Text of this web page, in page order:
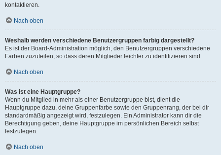
kontaktieren.
Nach oben
Weshalb werden verschiedene Benutzergruppen farbig dargestellt?
Es ist der Board-Administration möglich, den Benutzergruppen verschiedene
Farben zuzuteilen, so dass deren Mitglieder leichter zu identifizieren sind.
Nach oben
Was ist eine Hauptgruppe?
Wenn du Mitglied in mehr als einer Benutzergruppe bist, dient die
Hauptgruppe dazu, deine Gruppenfarbe sowie den Gruppenrang, der bei dir
standardmäßig angezeigt wird, festzulegen. Ein Administrator kann dir die
Berechtigung geben, deine Hauptgruppe im persönlichen Bereich selbst
festzulegen.
Nach oben